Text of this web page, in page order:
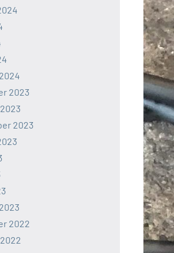
2023
2023
2022